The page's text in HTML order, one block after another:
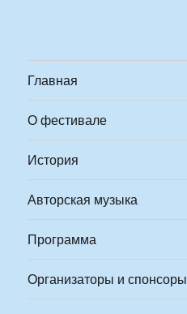
Главная
О фестивале
История
Авторская музыка
Программа
Организаторы и спонсоры